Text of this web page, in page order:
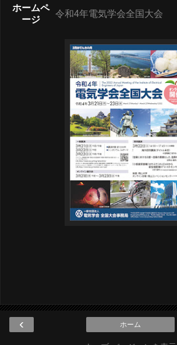
ホームペ
ージ
令和4年電気学会全国大会
‹ ホーム